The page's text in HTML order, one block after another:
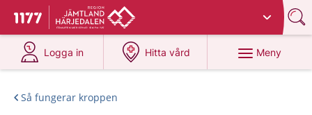
Till startsidan för 1177
Du har valt region
Logga in
på 1177.se
Hitta vård
på 1177.se
Meny
Så fungerar kroppen